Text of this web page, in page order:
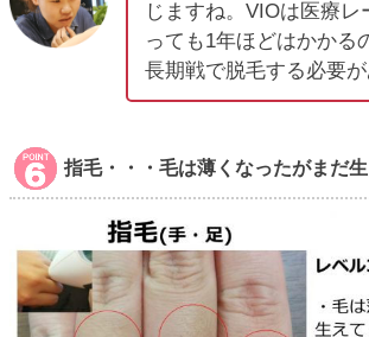
じますね。VIOは医療レ
っても1年ほどはかかる
長期戦で脱毛する必要が
指毛・・・毛は薄くなったがまだ